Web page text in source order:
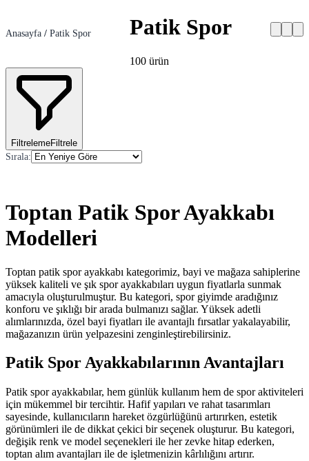
Anasayfa / Patik Spor Patik Spor
100 ürün
FiltrelemeFiltrele
Sırala:
Toptan Patik Spor Ayakkabı
Modelleri
Toptan patik spor ayakkabı kategorimiz, bayi ve mağaza sahiplerine
yüksek kaliteli ve şık spor ayakkabıları uygun fiyatlarla sunmak
amacıyla oluşturulmuştur. Bu kategori, spor giyimde aradığınız
konforu ve şıklığı bir arada bulmanızı sağlar. Yüksek adetli
alımlarınızda, özel bayi fiyatları ile avantajlı fırsatlar yakalayabilir,
mağazanızın ürün yelpazesini zenginleştirebilirsiniz.
Patik Spor Ayakkabılarının Avantajları
Patik spor ayakkabılar, hem günlük kullanım hem de spor aktiviteleri
için mükemmel bir tercihtir. Hafif yapıları ve rahat tasarımları
sayesinde, kullanıcıların hareket özgürlüğünü artırırken, estetik
görünümleri ile de dikkat çekici bir seçenek oluşturur. Bu kategori,
değişik renk ve model seçenekleri ile her zevke hitap ederken,
toptan alım avantajları ile de işletmenizin kârlılığını artırır.